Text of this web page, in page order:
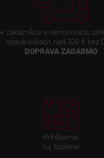
zákazníkov s rámovcovou
objednávkach nad 300 € bez
DOPRAVA ZADARMO
Prihlásenie
na školenie